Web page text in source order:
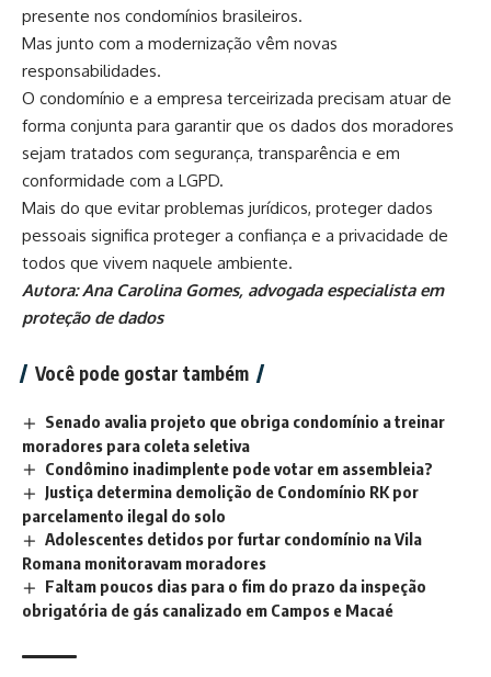
presente nos condomínios brasileiros.
Mas junto com a modernização vêm novas
responsabilidades.
O condomínio e a empresa terceirizada precisam atuar de
forma conjunta para garantir que os dados dos moradores
sejam tratados com segurança, transparência e em
conformidade com a LGPD.
Mais do que evitar problemas jurídicos, proteger dados
pessoais significa proteger a confiança e a privacidade de
todos que vivem naquele ambiente.
Autora: Ana Carolina Gomes, advogada especialista em
proteção de dados
Você pode gostar também
Senado avalia projeto que obriga condomínio a treinar
moradores para coleta seletiva
Condômino inadimplente pode votar em assembleia?
Justiça determina demolição de Condomínio RK por
parcelamento ilegal do solo
Adolescentes detidos por furtar condomínio na Vila
Romana monitoravam moradores
Faltam poucos dias para o fim do prazo da inspeção
obrigatória de gás canalizado em Campos e Macaé